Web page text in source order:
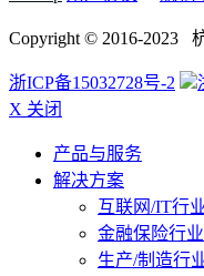
Copyright © 2016-2023
浙ICP备15032728号-2
X 关闭
产品与服务
解决方案
互联网/IT行
金融保险行业
生产/制造行